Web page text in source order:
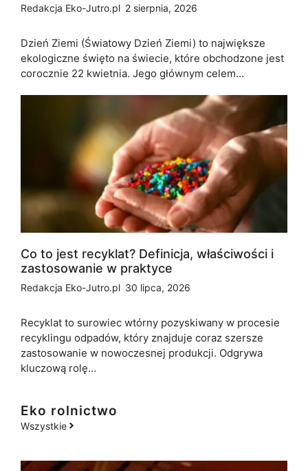
Redakcja Eko-Jutro.pl 2 sierpnia, 2026
Dzień Ziemi (Światowy Dzień Ziemi) to największe
ekologiczne święto na świecie, które obchodzone jest
corocznie 22 kwietnia. Jego głównym celem…
Co to jest recyklat? Definicja, właściwości i
zastosowanie w praktyce
Redakcja Eko-Jutro.pl 30 lipca, 2026
Recyklat to surowiec wtórny pozyskiwany w procesie
recyklingu odpadów, który znajduje coraz szersze
zastosowanie w nowoczesnej produkcji. Odgrywa
kluczową rolę…
Eko rolnictwo
Wszystkie